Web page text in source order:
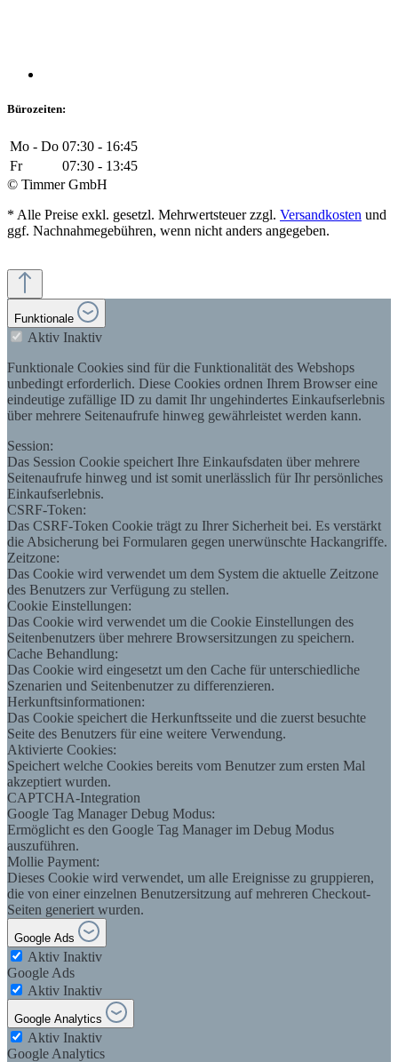
Bürozeiten:
Mo - Do 07:30 - 16:45
Fr
07:30 - 13:45
© Timmer GmbH
* Alle Preise exkl. gesetzl. Mehrwertsteuer zzgl. Versandkosten und
ggf. Nachnahmegebühren, wenn nicht anders angegeben.
Funktionale
Aktiv Inaktiv
Funktionale Cookies sind für die Funktionalität des Webshops
unbedingt erforderlich. Diese Cookies ordnen Ihrem Browser eine
eindeutige zufällige ID zu damit Ihr ungehindertes Einkaufserlebnis
über mehrere Seitenaufrufe hinweg gewährleistet werden kann.
Session:
Das Session Cookie speichert Ihre Einkaufsdaten über mehrere
Seitenaufrufe hinweg und ist somit unerlässlich für Ihr persönliches
Einkaufserlebnis.
CSRF-Token:
Das CSRF-Token Cookie trägt zu Ihrer Sicherheit bei. Es verstärkt
die Absicherung bei Formularen gegen unerwünschte Hackangriffe.
Zeitzone:
Das Cookie wird verwendet um dem System die aktuelle Zeitzone
des Benutzers zur Verfügung zu stellen.
Cookie Einstellungen:
Das Cookie wird verwendet um die Cookie Einstellungen des
Seitenbenutzers über mehrere Browsersitzungen zu speichern.
Cache Behandlung:
Das Cookie wird eingesetzt um den Cache für unterschiedliche
Szenarien und Seitenbenutzer zu differenzieren.
Herkunftsinformationen:
Das Cookie speichert die Herkunftsseite und die zuerst besuchte
Seite des Benutzers für eine weitere Verwendung.
Aktivierte Cookies:
Speichert welche Cookies bereits vom Benutzer zum ersten Mal
akzeptiert wurden.
CAPTCHA-Integration
Google Tag Manager Debug Modus:
Ermöglicht es den Google Tag Manager im Debug Modus
auszuführen.
Mollie Payment:
Dieses Cookie wird verwendet, um alle Ereignisse zu gruppieren,
die von einer einzelnen Benutzersitzung auf mehreren Checkout-
Seiten generiert wurden.
Google Ads
Aktiv Inaktiv
Google Ads
Aktiv Inaktiv
Google Analytics
Aktiv Inaktiv
Google Analytics